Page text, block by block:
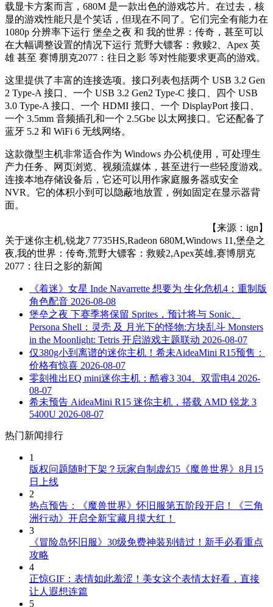
载显卡方案而言，680M 是一款出色的游戏芯片。在过去，核
显的游戏性能只是个笑话，但现在不同了。它们完全有能力在
1080p 分辨率下运行 堡垒之夜 和 我的世界：传奇，甚至可以
在大幅调整设置的情况下运行 荒野大镖客：救赎2、Apex 英
雄 甚至 赛博朋克2077：往日之影 等对性能要求更高的游戏。
这里提供了丰富的连接选项。接口列表包括两个 USB 3.2 Gen
2 Type-A 接口、一个 USB 3.2 Gen2 Type-C 接口、四个 USB
3.0 Type-A 接口、一个 HDMI 接口、一个 DisplayPort 接口、
一个 3.5mm 音频插孔和一个 2.5Gbe 以太网接口。它还配备了
蓝牙 5.2 和 WiFi 6 无线网络。
这款微型主机非常适合作为 Windows 办公机使用，可处理生
产力任务、网页浏览、视频流媒体，甚至进行一些轻度游戏。
连接本地存储设备后，它还可以用作家庭服务器或安全
NVR。它的体积小到可以隐蔽地放置，例如固定在显示器背
面。
【来源：ign】
关于迷你主机,锐龙7 7735HS,Radeon 680M,Windows 11,堡垒之
夜,我的世界：传奇,荒野大镖客：救赎2,Apex英雄,赛博朋克
2077：往日之影的新闻
《着迷》女星 Inde Navarrette 想要为 生化危机4：重制版
角色配音 2026-08-08
堡垒之夜 下赛季将保留 Sprites，预计将与 Sonic、
Persona Shell：灵壳 及 月光下的怪物:方块乱斗 Monsters
in the Moonlight: Tetris 开启游戏主题联动 2026-08-07
仅380g小到离谱的迷你主机！希未AideaMini R15预售：
价格有惊喜 2026-08-07
零刻推出EQ mini迷你主机：酷睿3 304、双雷电4 2026-
08-07
希未预告 AideaMini R15 迷你主机，搭载 AMD 锐龙 3
5400U 2026-08-07
热门新闻排行
1
版权问题随时下架？玩家自制虚幻5《魔兽世界》8月15
日上线
2
热点预告：《魔兽世界》怀旧服第五阶段开启！《三角
洲行动》开启全新宝藏月摸大红！
3
《冒险岛怀旧服》30级免费神装别错过！新手必看重点
攻略
4
正惊GIF：表情如此羞涩！美女这个表情太好看，直接
让人遐想连篇
5